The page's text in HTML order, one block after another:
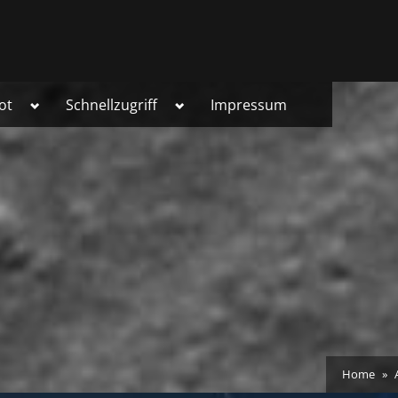
Toggle
menu
Schnellzugriff Toggle
menu
Impressum
Home